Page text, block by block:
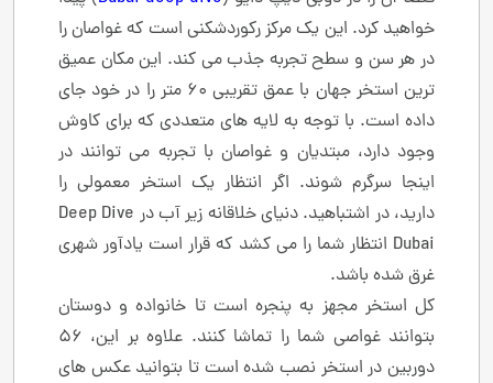
خواهید کرد. این یک مرکز رکوردشکنی است که غواصان را
در هر سن و سطح تجربه جذب می کند. این مکان عمیق
ترین استخر جهان با عمق تقریبی 60 متر را در خود جای
داده است. با توجه به لایه های متعددی که برای کاوش
وجود دارد، مبتدیان و غواصان با تجربه می توانند در
اینجا سرگرم شوند. اگر انتظار یک استخر معمولی را
دارید، در اشتباهید. دنیای خلاقانه زیر آب در Deep Dive
Dubai انتظار شما را می کشد که قرار است یادآور شهری
غرق شده باشد.
کل استخر مجهز به پنجره است تا خانواده و دوستان
بتوانند غواصی شما را تماشا کنند. علاوه بر این، 56
دوربین در استخر نصب شده است تا بتوانید عکس های